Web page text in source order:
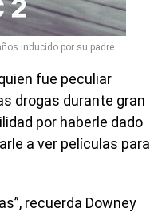
inducido por su padre
fue peculiar
drogas durante gran
por haberle dado
a ver películas para
recuerda Downey